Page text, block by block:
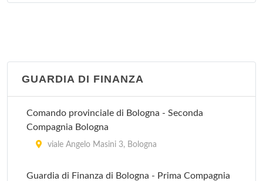
via Emilia Levante 137, Bologna
Villa Torri
GUARDIA DI FINANZA
Comando provinciale di Bologna - Seconda
Compagnia Bologna
viale Angelo Masini 3, Bologna
Guardia di Finanza di Bologna - Prima Compagnia